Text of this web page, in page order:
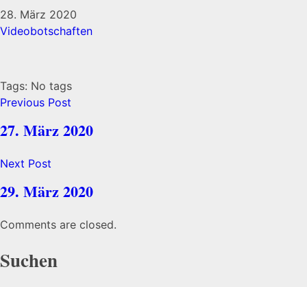
28. März 2020
Videobotschaften
Tags: No tags
Previous Post
27. März 2020
Next Post
29. März 2020
Comments are closed.
Suchen